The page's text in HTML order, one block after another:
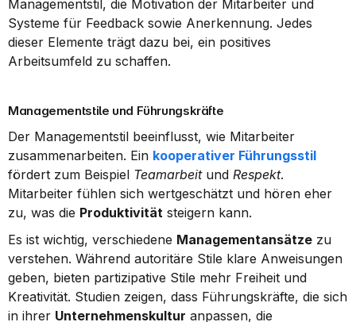
Managementstil, die Motivation der Mitarbeiter und
Systeme für Feedback sowie Anerkennung. Jedes
dieser Elemente trägt dazu bei, ein positives
Arbeitsumfeld zu schaffen.
Managementstile und Führungskräfte
Der Managementstil beeinflusst, wie Mitarbeiter
zusammenarbeiten. Ein kooperativer Führungsstil
fördert zum Beispiel Teamarbeit und Respekt.
Mitarbeiter fühlen sich wertgeschätzt und hören eher
zu, was die Produktivität steigern kann.
Es ist wichtig, verschiedene Managementansätze zu
verstehen. Während autoritäre Stile klare Anweisungen
geben, bieten partizipative Stile mehr Freiheit und
Kreativität. Studien zeigen, dass Führungskräfte, die sich
in ihrer Unternehmenskultur